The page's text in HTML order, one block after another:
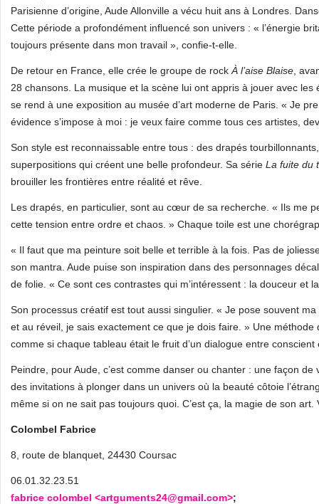
Parisienne d’origine, Aude Allonville a vécu huit ans à Londres.
Cette période a profondément influencé son univers : « l’énergie
toujours présente dans mon travail », confie-t-elle.
De retour en France, elle crée le groupe de rock À l’aise Blaise ,
28 chansons. La musique et la scène lui ont appris à jouer avec
se rend à une exposition au musée d’art moderne de Paris. « Je
évidence s’impose à moi : je veux faire comme tous ces artistes,
Son style est reconnaissable entre tous : des drapés
superpositions qui créent une belle profondeur. Sa série La fuite du
brouiller les frontières entre réalité et rêve.
Les drapés, en particulier, sont au cœur de sa recherche. « Ils me
cette tension entre ordre et chaos. » Chaque toile est une
« Il faut que ma peinture soit belle et terrible à la fois. Pas de
son mantra. Aude puise son inspiration dans des personnages
de folie. « Ce sont ces contrastes qui m’intéressent : la douceur et
Son processus créatif est tout aussi singulier. « Je pose souvent
et au réveil, je sais exactement ce que je dois faire. » Une
comme si chaque tableau était le fruit d’un dialogue entre conscient
Peindre, pour Aude, c’est comme danser ou chanter : une façon
des invitations à plonger dans un univers où la beauté côtoie
même si on ne sait pas toujours quoi. C’est ça, la magie de son art.
Colombel Fabrice
8, route de blanquet, 24430 Coursac
06.01.32.23.51
fabrice colombel <artguments24@gmail.com>;